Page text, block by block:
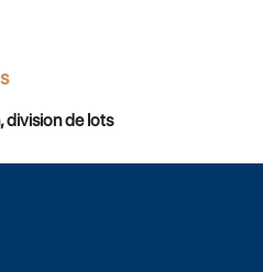
division de lots